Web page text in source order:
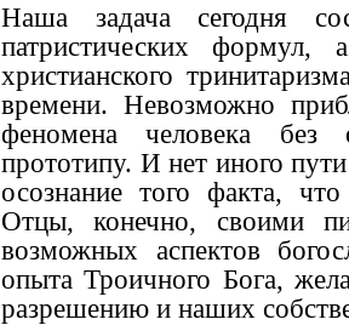
Наша задача сегодня
патристических
христианского
времени. Невозможно
феномена человека без
прототипу. И нет иного
осознание того факта,
Отцы, конечно, своими
возможных аспектов
опыта Троичного Бога,
разрешению и наших